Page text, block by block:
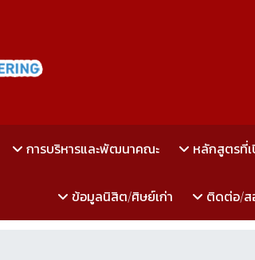
การบริหารและพัฒนาคณะ หลักสูตรที่เ
ข้อมูลนิสิต/ศิษย์เก่า ติดต่อ/ส